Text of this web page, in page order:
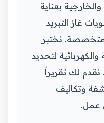
بعناية
غاز التبريد
متخصصة. نختبر
والكهربائية لتحديد
لك تقريراً
وتكاليف
عمل.